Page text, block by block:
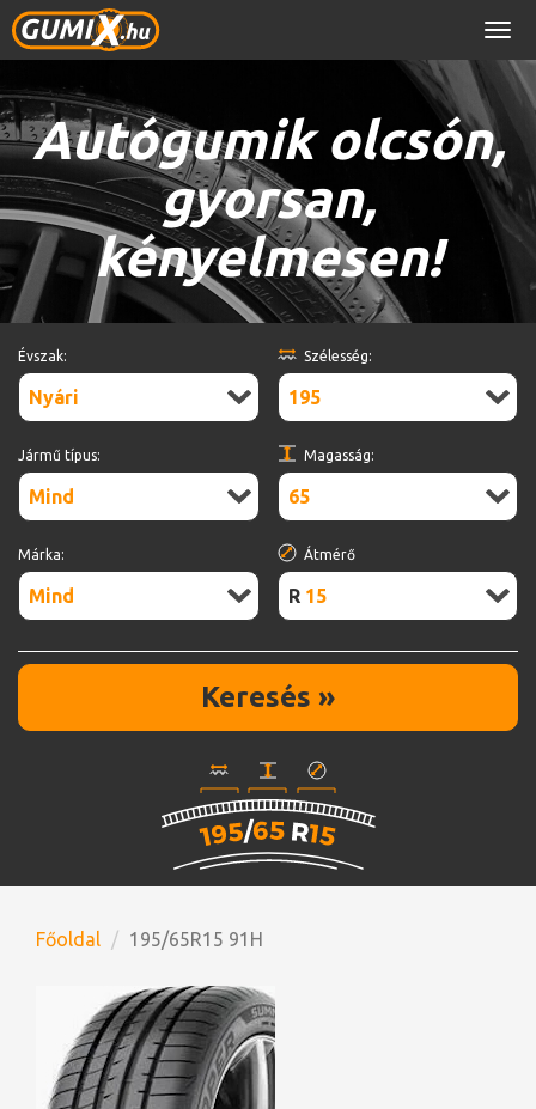
Autógumik olcsón,
gyorsan,
kényelmesen!
Évszak:
Nyári
Jármű típus:
Mind
Márka:
Mind
Szélesség:
195
Magasság:
65
Átmérő
R15
Keresés »
Főoldal 195/65R15 91H